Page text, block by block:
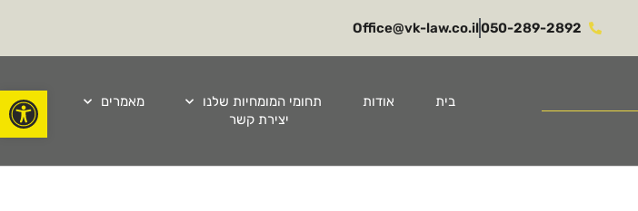
פתח
050-289-2892​
Office@vk-law.co.il​
בית אודות תחומי המומחיות שלנו
מאמרים
יצירת קשר